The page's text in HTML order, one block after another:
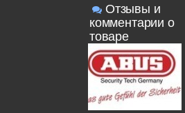
Отзывы и
комментарии о
товаре